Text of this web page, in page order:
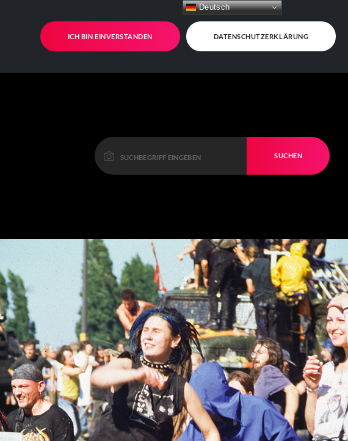
ICH BIN EINVERSTANDEN DATENSCHUTZERKLÄRUNG
SUCHEN
Deutsch